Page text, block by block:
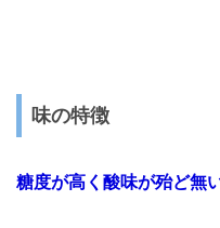
味の特徴
糖度が高く酸味が殆ど無